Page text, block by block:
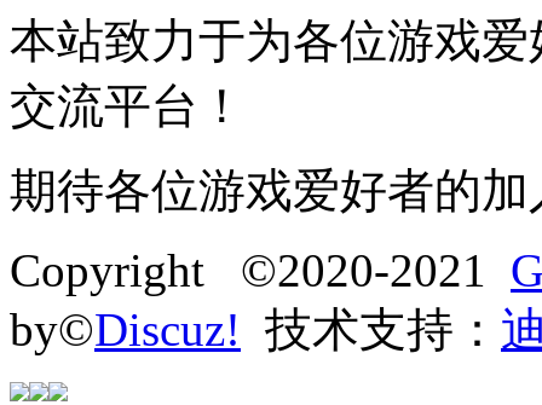
本站致力于为各位游戏
交流平台！
期待各位游戏爱好者的加
Copyright ©2020-2021
by©Discuz! 技术支持：